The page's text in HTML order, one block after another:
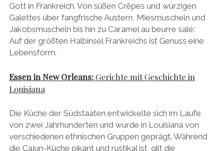
Gott in Frankreich. Von süßen Crêpes und würzigen
Galettes über fangfrische Austern, Miesmuscheln und
Jakobsmuscheln bis hin zu Caramel au beurre salé:
Auf der größten Halbinsel Frankreichs ist Genuss eine
Lebensform.
Essen in New Orleans: Gerichte mit Geschichte in
Louisiana
Die Küche der Südstaaten entwickelte sich im Laufe
von zwei Jahrhunderten und wurde in Louisiana von
verschiedenen ethnischen Gruppen geprägt. Während
die Cajun-Küche pikant und rustikal ist, gilt die